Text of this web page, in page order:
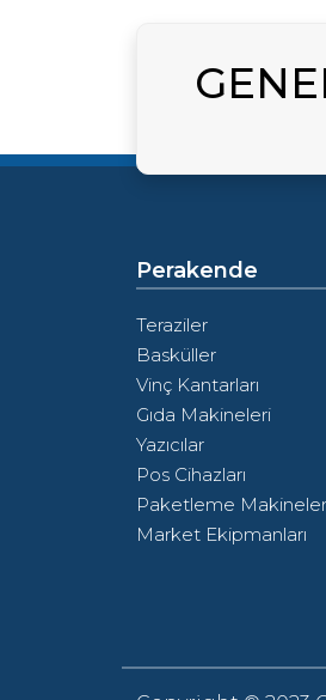
Perakende
Teraziler
Basküller
Vinç Kantarları
Gıda Makineleri
Yazıcılar
Pos Cihazları
Paketleme
Market Ekipmanları